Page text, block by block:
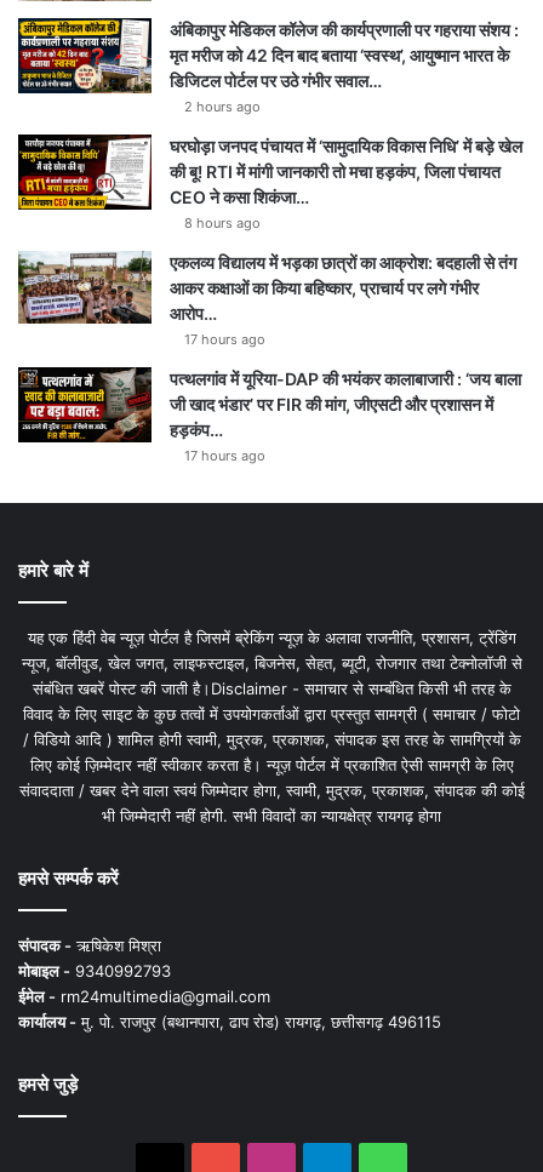
अंबिकापुर मेडिकल कॉलेज की कार्यप्रणाली पर गहराया संशय :
मृत मरीज को 42 दिन बाद बताया ‘स्वस्थ’, आयुष्मान भारत के
डिजिटल पोर्टल पर उठे गंभीर सवाल…
2 hours ago
घरघोड़ा जनपद पंचायत में ‘सामुदायिक विकास निधि’ में बड़े खेल
की बू! RTI में मांगी जानकारी तो मचा हड़कंप, जिला पंचायत
CEO ने कसा शिकंजा…
8 hours ago
एकलव्य विद्यालय में भड़का छात्रों का आक्रोश: बदहाली से तंग
आकर कक्षाओं का किया बहिष्कार, प्राचार्य पर लगे गंभीर
आरोप…
17 hours ago
पत्थलगांव में यूरिया-DAP की भयंकर कालाबाजारी : ‘जय बाला
जी खाद भंडार’ पर FIR की मांग, जीएसटी और प्रशासन में
हड़कंप…
17 hours ago
हमारे बारे में
यह एक हिंदी वेब न्यूज़ पोर्टल है जिसमें ब्रेकिंग न्यूज़ के अलावा राजनीति, प्रशासन, ट्रेंडिंग
न्यूज, बॉलीवुड, खेल जगत, लाइफस्टाइल, बिजनेस, सेहत, ब्यूटी, रोजगार तथा टेक्नोलॉजी से
संबंधित खबरें पोस्ट की जाती है।Disclaimer - समाचार से सम्बंधित किसी भी तरह के
विवाद के लिए साइट के कुछ तत्वों में उपयोगकर्ताओं द्वारा प्रस्तुत सामग्री ( समाचार / फोटो
/ विडियो आदि ) शामिल होगी स्वामी, मुद्रक, प्रकाशक, संपादक इस तरह के सामग्रियों के
लिए कोई ज़िम्मेदार नहीं स्वीकार करता है। न्यूज़ पोर्टल में प्रकाशित ऐसी सामग्री के लिए
संवाददाता / खबर देने वाला स्वयं जिम्मेदार होगा, स्वामी, मुद्रक, प्रकाशक, संपादक की कोई
भी जिम्मेदारी नहीं होगी. सभी विवादों का न्यायक्षेत्र रायगढ़ होगा
हमसे सम्पर्क करें
संपादक -ऋषिकेश मिश्रा
मोबाइल - 9340992793
ईमेल - rm24multimedia@gmail.com
कार्यालय -मु. पो. राजपुर (बथानपारा, ढाप रोड) रायगढ़, छत्तीसगढ़ 496115
हमसे जुड़े